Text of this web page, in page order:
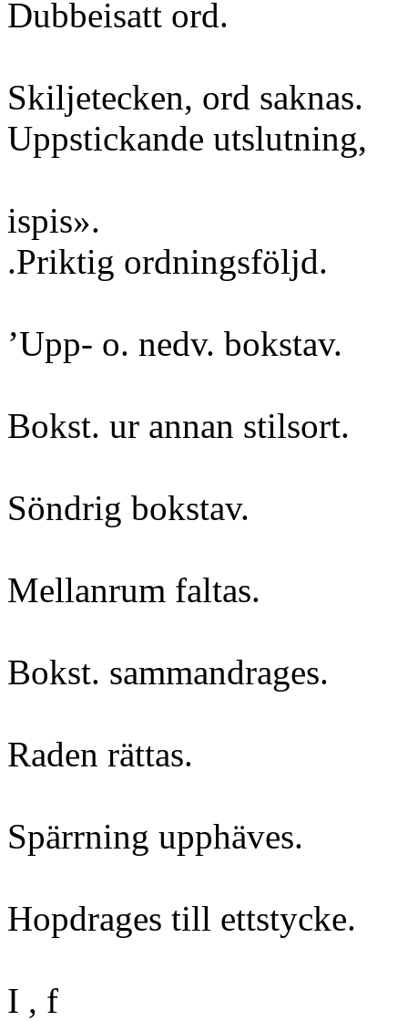
Dubbeisatt ord.
Skiljetecken, ord saknas.
Uppstickande utslutning,
ispis».
.Priktig ordningsföljd.
’Upp- o. nedv. bokstav.
Bokst. ur annan stilsort.
Söndrig bokstav.
Mellanrum faltas.
Bokst. sammandrages.
Raden rättas.
Spärrning upphäves.
Hopdrages till ettstycke.
I , f